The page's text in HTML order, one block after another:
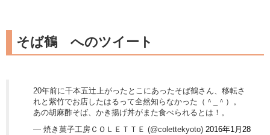
そば鶴 へのツイート
20年前に千本五辻上がったとこにあったそば鶴さん、移転さ
れと紫竹でお店したはるって全然知らなかった（＾_＾）。
あの胡麻酢そば、かき揚げ丼がまた食べられるとは！。
— 焼き菓子工房ＣＯＬＥＴＴＥ (@colettekyoto) 2016年1月28